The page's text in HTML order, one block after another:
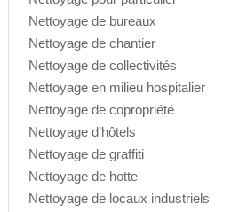
Nettoyage de bureaux
Nettoyage de chantier
Nettoyage de collectivités
Nettoyage en milieu hospitalier
Nettoyage de copropriété
Nettoyage d’hôtels
Nettoyage de graffiti
Nettoyage de hotte
Nettoyage de locaux industriels